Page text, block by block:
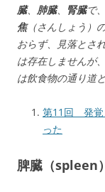
臓、 肺臓、 腎臓で
焦（さんしょう）
おらず、見落とさ
は存在しませんが、
は飲食物の通り道
第11回 発覚
った
脾臓（spleen